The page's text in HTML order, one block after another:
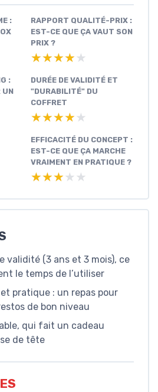
:
RAPPORT QUALITÉ-PRIX :
EST-CE QUE ÇA VAUT SON
PRIX ?
★★★★★
★★★★★
:
UN
DURÉE DE VALIDITÉ ET
"DURABILITÉ" DU
COFFRET
★★★★★
★★★★★
EFFICACITÉ DU CONCEPT :
EST-CE QUE ÇA MARCHE
VRAIMENT EN PRATIQUE ?
★★★★★
★★★★★
validité (3 ans et 3 mois), ce
le temps de l’utiliser
pratique : un repas pour
de bon niveau
qui fait un cadeau
de tête